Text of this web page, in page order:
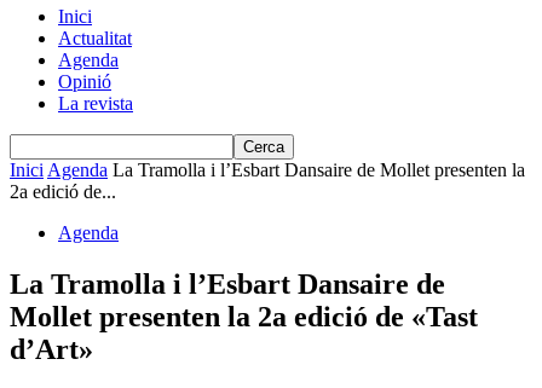
Inici
Actualitat
Agenda
Opinió
La revista
Inici Agenda La Tramolla i l’Esbart Dansaire de Mollet presenten la
2a edició de...
Agenda
La Tramolla i l’Esbart Dansaire de
Mollet presenten la 2a edició de «Tast
d’Art»